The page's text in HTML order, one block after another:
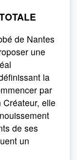
de Nantes
une
la
par
elle
de ses
un